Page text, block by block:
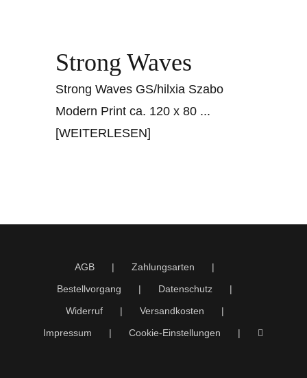
Strong Waves
Strong Waves GS/hilxia Szabo
Modern Print ca. 120 x 80 ...
[WEITERLESEN]
AGB
Zahlungsarten
Bestellvorgang
Datenschutz
Widerruf
Versandkosten
Impressum
Cookie-Einstellungen